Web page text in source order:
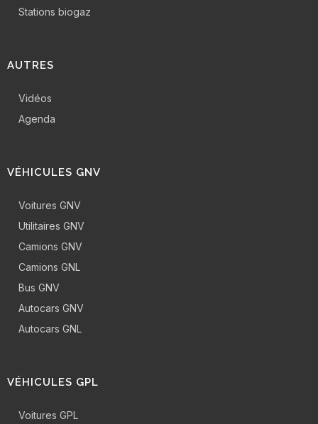
Stations biogaz
AUTRES
Vidéos
Agenda
VÉHICULES GNV
Voitures GNV
Utilitaires GNV
Camions GNV
Camions GNL
Bus GNV
Autocars GNV
Autocars GNL
VÉHICULES GPL
Voitures GPL